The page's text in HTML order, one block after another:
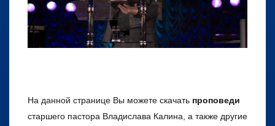
На данной странице Вы можете скачать проповеди
старшего пастора Владислава Калина, а также другие